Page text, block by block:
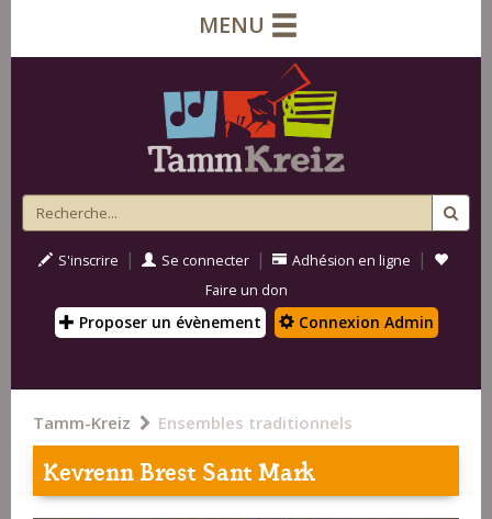
MENU
S'inscrire | Se connecter | Adhésion en ligne |
Faire un don
Proposer un évènement Connexion Admin
Tamm-Kreiz Ensembles traditionnels
Kevrenn Brest Sant Mark